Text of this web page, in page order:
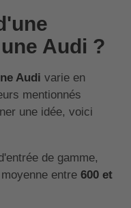
Audi ?
Audi varie en
mentionnés
une idée, voici
de gamme,
entre 600 et